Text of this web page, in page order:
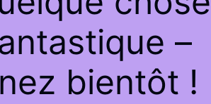
–
bientôt !